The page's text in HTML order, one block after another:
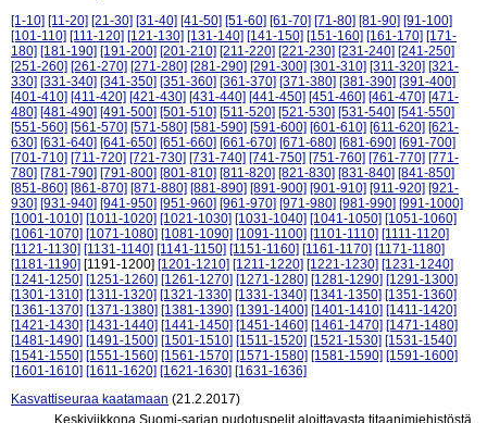
[1-10] [11-20] [21-30] [31-40] [41-50] [51-60] [61-70] [71-80] [81-90] [91-100]
[101-110] [111-120] [121-130] [131-140] [141-150] [151-160] [161-170] [171-
180] [181-190] [191-200] [201-210] [211-220] [221-230] [231-240] [241-250]
[251-260] [261-270] [271-280] [281-290] [291-300] [301-310] [311-320] [321-
330] [331-340] [341-350] [351-360] [361-370] [371-380] [381-390] [391-400]
[401-410] [411-420] [421-430] [431-440] [441-450] [451-460] [461-470] [471-
480] [481-490] [491-500] [501-510] [511-520] [521-530] [531-540] [541-550]
[551-560] [561-570] [571-580] [581-590] [591-600] [601-610] [611-620] [621-
630] [631-640] [641-650] [651-660] [661-670] [671-680] [681-690] [691-700]
[701-710] [711-720] [721-730] [731-740] [741-750] [751-760] [761-770] [771-
780] [781-790] [791-800] [801-810] [811-820] [821-830] [831-840] [841-850]
[851-860] [861-870] [871-880] [881-890] [891-900] [901-910] [911-920] [921-
930] [931-940] [941-950] [951-960] [961-970] [971-980] [981-990] [991-1000]
[1001-1010] [1011-1020] [1021-1030] [1031-1040] [1041-1050] [1051-1060]
[1061-1070] [1071-1080] [1081-1090] [1091-1100] [1101-1110] [1111-1120]
[1121-1130] [1131-1140] [1141-1150] [1151-1160] [1161-1170] [1171-1180]
[1181-1190] [1191-1200] [1201-1210] [1211-1220] [1221-1230] [1231-1240]
[1241-1250] [1251-1260] [1261-1270] [1271-1280] [1281-1290] [1291-1300]
[1301-1310] [1311-1320] [1321-1330] [1331-1340] [1341-1350] [1351-1360]
[1361-1370] [1371-1380] [1381-1390] [1391-1400] [1401-1410] [1411-1420]
[1421-1430] [1431-1440] [1441-1450] [1451-1460] [1461-1470] [1471-1480]
[1481-1490] [1491-1500] [1501-1510] [1511-1520] [1521-1530] [1531-1540]
[1541-1550] [1551-1560] [1561-1570] [1571-1580] [1581-1590] [1591-1600]
[1601-1610] [1611-1620] [1621-1630] [1631-1636]
Kasvattiseuraa kaatamaan (21.2.2017)
Keskiviikkona Suomi-sarjan pudotuspelit aloittavasta titaanimiehistöstä